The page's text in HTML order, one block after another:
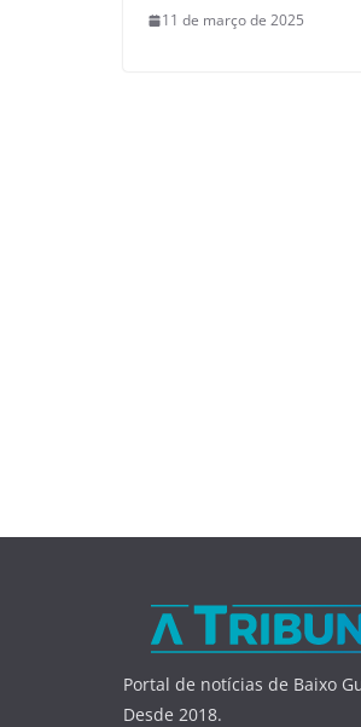
11 de março de 2025
Portal de notícias de Baixo
Desde 2018.